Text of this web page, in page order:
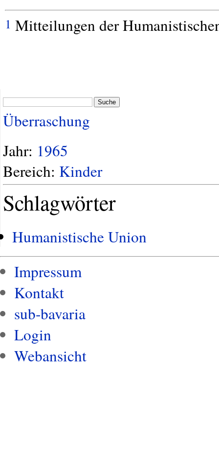
1 Mitteilungen der
Suche
Überraschung
Jahr: 1965
Bereich: Kinder
Schlagwörter
Humanistische Union
Impressum
Kontakt
sub-bavaria
Login
Webansicht